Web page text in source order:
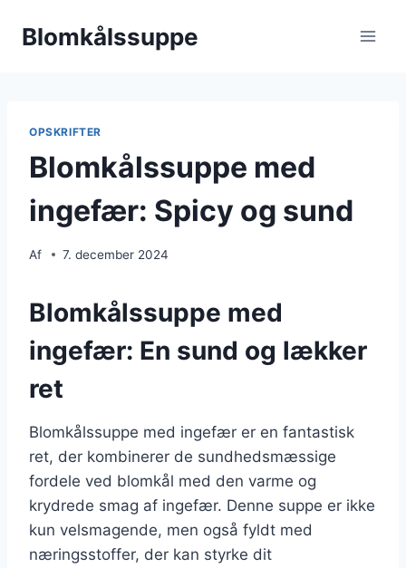
Blomkålssuppe
OPSKRIFTER
Blomkålssuppe med
ingefær: Spicy og sund
Af 7. december 2024
Blomkålssuppe med
ingefær: En sund og lækker
ret
Blomkålssuppe med ingefær er en fantastisk
ret, der kombinerer de sundhedsmæssige
fordele ved blomkål med den varme og
krydrede smag af ingefær. Denne suppe er ikke
kun velsmagende, men også fyldt med
næringsstoffer, der kan styrke dit